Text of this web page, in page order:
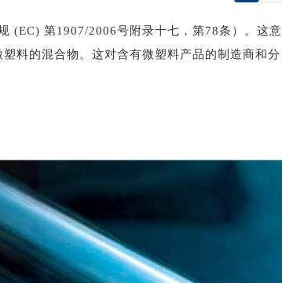
(EC) 第1907/2006号附录十七，第78条）。这意
料的混合物。这对含有微塑料产品的制造商和分